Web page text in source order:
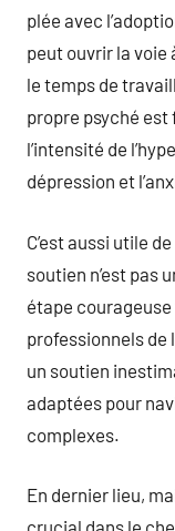
plée avec
peut ouvrir la voie
le temps de
propre psyché
l’intensité de
dépression et
C’est aussi utile
soutien n’est pas
étape
professionnels de
un soutien
adaptées pour
complexes.
En dernier lieu,
crucial dans le